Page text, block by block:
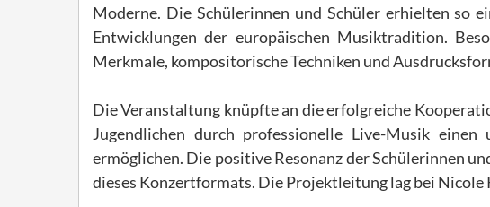
Moderne. Die Schülerinnen und Schüler erhielten so
Entwicklungen der europäischen Musiktradition.
Merkmale, kompositorische Techniken und
Die Veranstaltung knüpfte an die erfolgreiche
Jugendlichen durch professionelle Live-Musik
ermöglichen. Die positive Resonanz der Schülerinnen
dieses Konzertformats. Die Projektleitung lag bei Nicole